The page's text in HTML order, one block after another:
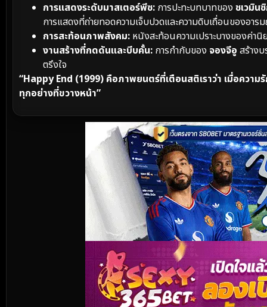
การแสดงระดับมาสเตอร์พีซ: การปะทะบทบาทของ ชเวมิน
การแสดงที่ถ่ายทอดความเจ็บปวดและความดิบเถื่อนของอา
การสะท้อนภาพสังคม: หนังสะท้อนความเปราะบางของค่า
งานสร้างที่กดดันและบีบคั้น: การกำกับของ จองจีอู สร้าง
ตรึงใจ
“Happy End (1999) คือภาพยนตร์ที่เตือนสติเราว่า เมื่อควา
ทุกอย่างที่ขวางหน้า”